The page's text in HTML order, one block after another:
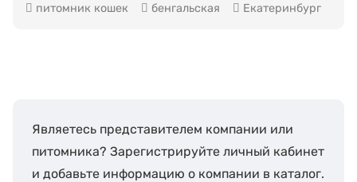
питомник кошек бенгальская Екатеринбург
Являетесь представителем компании или
питомника? Зарегистрируйте личный кабинет
и добавьте информацию о компании в каталог.